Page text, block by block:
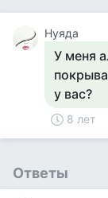
Нуяда
У меня
у вас?
8 лет
Ответы